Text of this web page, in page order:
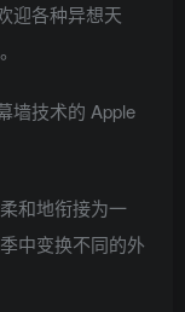
迎各种异想天
技术的 Apple
和地衔接为一
中变换不同的外